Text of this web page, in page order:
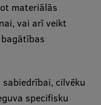
materiālās
vai arī veikt
cilvēku
specifisku